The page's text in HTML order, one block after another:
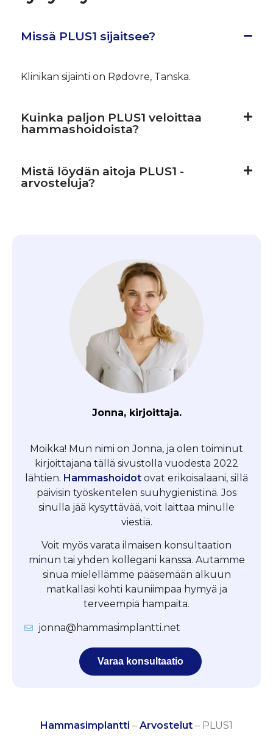
Missä PLUS1 sijaitsee?
Klinikan sijainti on Rødovre, Tanska.
Kuinka paljon PLUS1 veloittaa
hammashoidoista?
Mistä löydän aitoja PLUS1 -
arvosteluja?
Jonna, kirjoittaja.
Moikka! Mun nimi on Jonna, ja olen toiminut
kirjoittajana tällä sivustolla vuodesta 2022
lähtien. Hammashoidot ovat erikoisalaani, sillä
päivisin työskentelen suuhygienistinä. Jos
sinulla jää kysyttävää, voit laittaa minulle
viestiä.
Voit myös varata ilmaisen konsultaation
minun tai yhden kollegani kanssa. Autamme
sinua mielellämme pääsemään alkuun
matkallasi kohti kauniimpaa hymyä ja
terveempiä hampaita.
jonna@hammasimplantti.net
Varaa konsultaatio
Hammasimplantti – Arvostelut – PLUS1